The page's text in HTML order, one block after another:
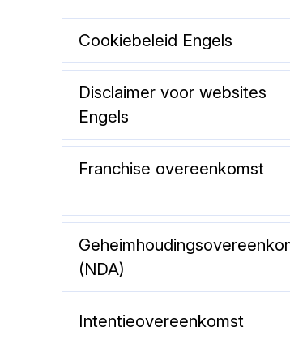
Cookiebeleid Engels
Disclaimer voor websites
Engels
Franchise overeenkomst
(NDA)
Intentieovereenkomst